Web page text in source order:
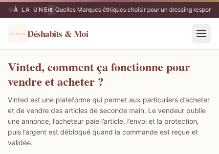
À LA UNE
09/08 Quelles Marques éthiques choisir pour un dressing
Déshabits & Moi
Vinted, comment ça fonctionne pour
vendre et acheter ?
Vinted est une plateforme qui permet aux particuliers d’acheter
et de vendre des articles de seconde main. Le vendeur publie
une annonce, l’acheteur paie l’article, l’envoi et la protection,
puis l’argent est débloqué quand la commande est reçue et
validée.